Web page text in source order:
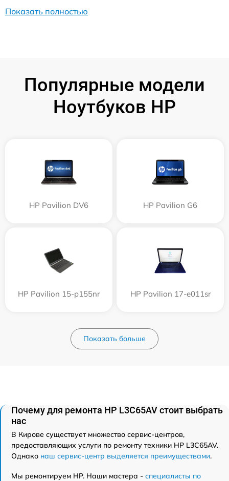
Показать полностью
Популярные модели
Ноутбуков HP
HP Pavilion DV6 HP Pavilion G6
HP Pavilion 15-p155nr HP Pavilion 17-e011sr
Показать больше
Почему для ремонта HP L3C65AV стоит выбрать
нас
В Кирове существует множество сервис-центров,
предоставляющих услуги по ремонту техники HP L3C65AV.
Однако наш сервис-центр выделяется преимуществами.
Мы ремонтируем HP. Наши мастера - специалисты по